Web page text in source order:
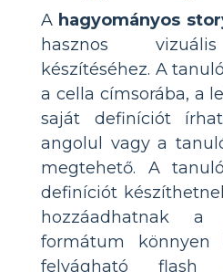
A hagyományos
hasznos
készítéséhez. A
a cella címsorába, a
saját definíciót
angolul vagy a
megtehető. A
definíciót
hozzáadhatnak
formátum könnyen
felvágható flash